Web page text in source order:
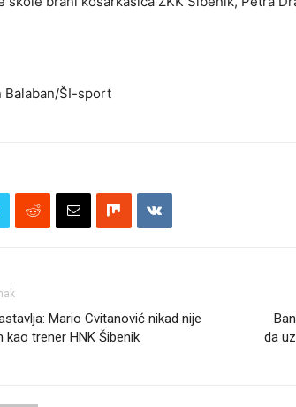
Balaban/ŠI-sport
Mario Cvitanović nikad nije
kao trener HNK Šibenik
da